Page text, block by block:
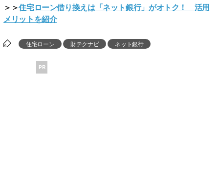
＞＞住宅ローン借り換えは「ネット銀行」がオトク！ 活用
メリットを紹介
住宅ローン 財テクナビ ネット銀行
PR